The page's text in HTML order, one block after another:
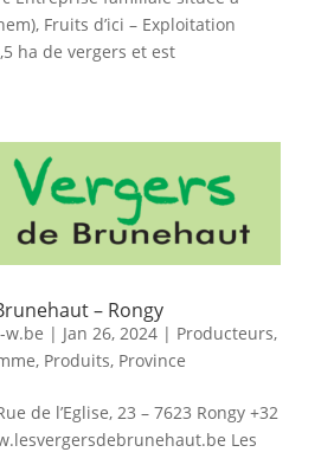
Fruits d’ici – Exploitation
ha de vergers et est
– Rongy
w.be | Jan 26, 2024| Producteurs,
, Produits, Province
de l’Eglise, 23 – 7623 Rongy +32
Les